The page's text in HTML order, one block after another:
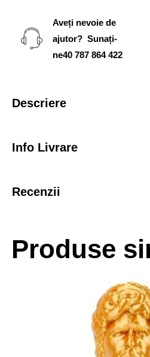
Aveți nevoie de
ajutor? Sunați-
ne40 787 864 422
Descriere
Info Livrare
Recenzii
Produse